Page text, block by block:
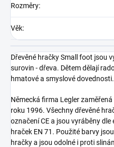
Rozměry:
Věk:
Dřevěné hračky Small foot jsou
surovin - dřeva. Dětem dělají
hmatové a smyslové dovednosti.
Německá firma Legler
roku 1996. Všechny dřevěné
označení CE a jsou vyráběny
hraček EN 71. Použité barvy
hračky a jsou odolné i proti